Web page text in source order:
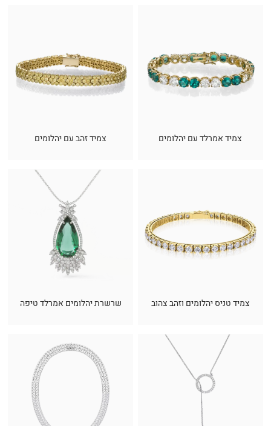
צמיד אמרלד עם יהלומים צמיד זהב עם יהלומים
צמיד טניס יהלומים וזהב צהוב שרשרת יהלומים אמרלד טיפה